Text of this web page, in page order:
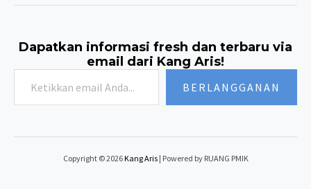
Dapatkan informasi fresh dan terbaru via
email dari Kang Aris!
BERLANGGANAN
Copyright © 2026Kang Aris| Powered by RUANG PMIK